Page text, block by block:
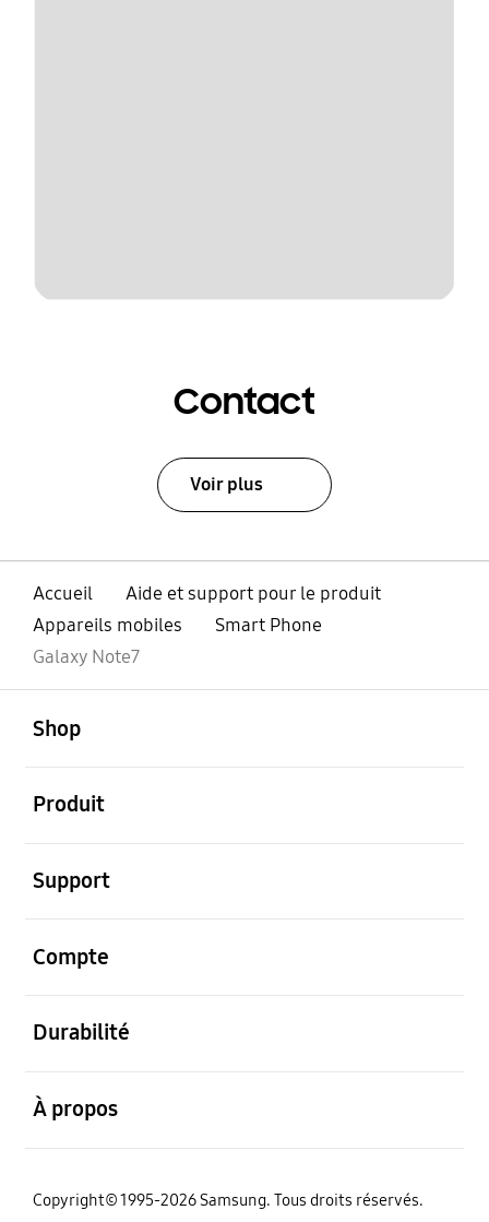
Contact
Voir plus
Accueil
Aide et support pour le produit
Appareils mobiles
Smart Phone
Galaxy Note7
Shop
Produit
Support
Compte
Durabilité
À propos
Copyright© 1995-2026 Samsung. Tous droits réservés.